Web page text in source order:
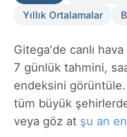
Yıllık Ortalamalar
Gitega'de canlı
7 günlük tahmini,
endeksini
tüm büyük
veya göz at şu an